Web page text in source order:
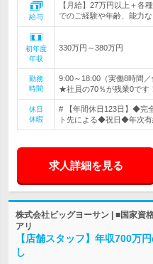
給与
【月給】27万円以上＋各
でのご経験や年齢、能力
初年度
年収
330万円～380万円
勤務
時間
9:00～18:00（実働8時間
★社員の70％が残業0です
休日
休暇
# 【年間休日123日】◆完
ト先による◆祝日◆年次
求人詳細を見る
株式会社ビッグヨーサン | ■国家資
アリ
【店舗スタッフ】年収700万
し